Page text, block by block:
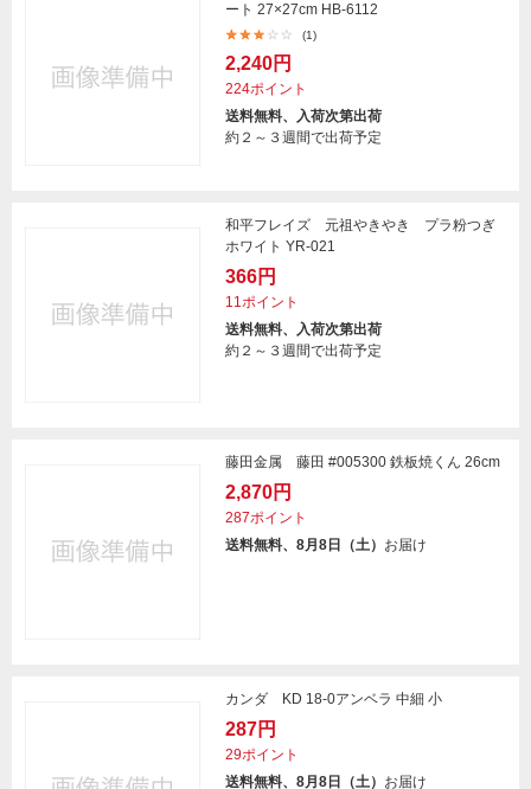
ート 27×27cm HB-6112
(1)
2,240円
224ポイント
送料無料、入荷次第出荷
約２～３週間で出荷予定
和平フレイズ 元祖やきやき プラ粉つぎ
ホワイト YR-021
366円
11ポイント
送料無料、入荷次第出荷
約２～３週間で出荷予定
藤田金属 藤田 #005300 鉄板焼くん 26cm
2,870円
287ポイント
送料無料、8月8日（土） お届け
カンダ KD 18-0アンベラ 中細 小
287円
29ポイント
送料無料、8月8日（土） お届け